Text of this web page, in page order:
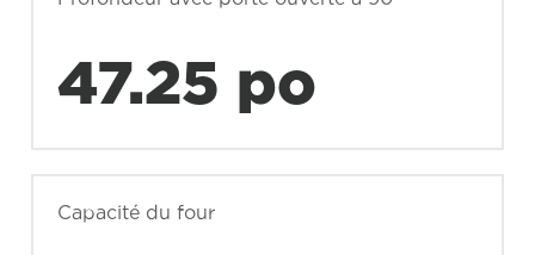
47.25 po
Capacité du four